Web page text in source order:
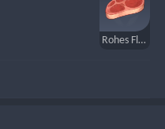
Rohes Fleisch